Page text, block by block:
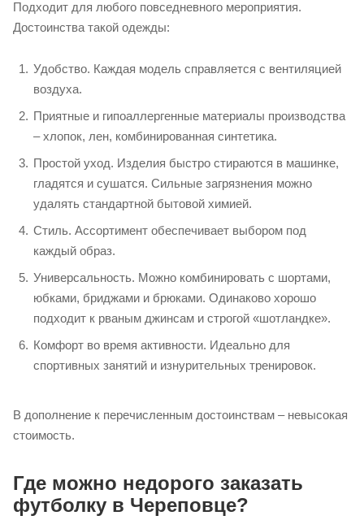
Подходит для любого повседневного мероприятия.
Достоинства такой одежды:
Удобство. Каждая модель справляется с вентиляцией
воздуха.
Приятные и гипоаллергенные материалы производства
– хлопок, лен, комбинированная синтетика.
Простой уход. Изделия быстро стираются в машинке,
гладятся и сушатся. Сильные загрязнения можно
удалять стандартной бытовой химией.
Стиль. Ассортимент обеспечивает выбором под
каждый образ.
Универсальность. Можно комбинировать с шортами,
юбками, бриджами и брюками. Одинаково хорошо
подходит к рваным джинсам и строгой «шотландке».
Комфорт во время активности. Идеально для
спортивных занятий и изнурительных тренировок.
В дополнение к перечисленным достоинствам – невысокая
стоимость.
Где можно недорого заказать
футболку в Череповце?